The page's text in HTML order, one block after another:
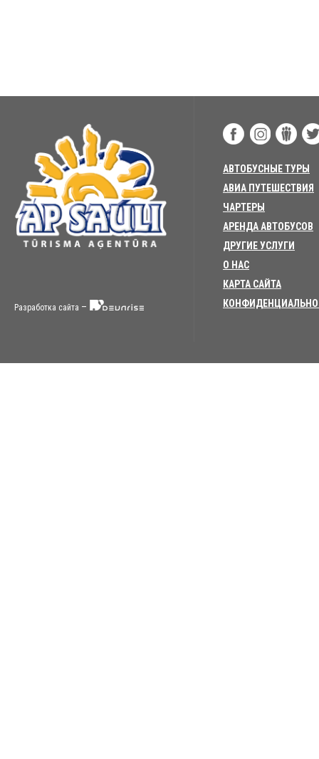
Разработка сайта –
АВТОБУСНЫЕ ТУРЫ
АВИА ПУТЕШЕСТВИЯ
ЧАРТЕРЫ
АРЕНДА АВТОБУСОВ
ДРУГИЕ УСЛУГИ
О НАС
КАРТА САЙТА